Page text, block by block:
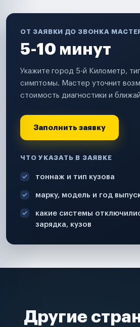
ОТ ЗАЯВКИ ДО ЗВОНКА
5-10 минут
Укажите город 5-й Километр,
симптомы. Мастер уточнит
стоимость диагностики и
Заполнить заявку
ЧТО УКАЗАТЬ В ЗАЯВКЕ
тоннаж и тип кузова
марку, модель и год
какие системы
зарядка, кузов
Другие